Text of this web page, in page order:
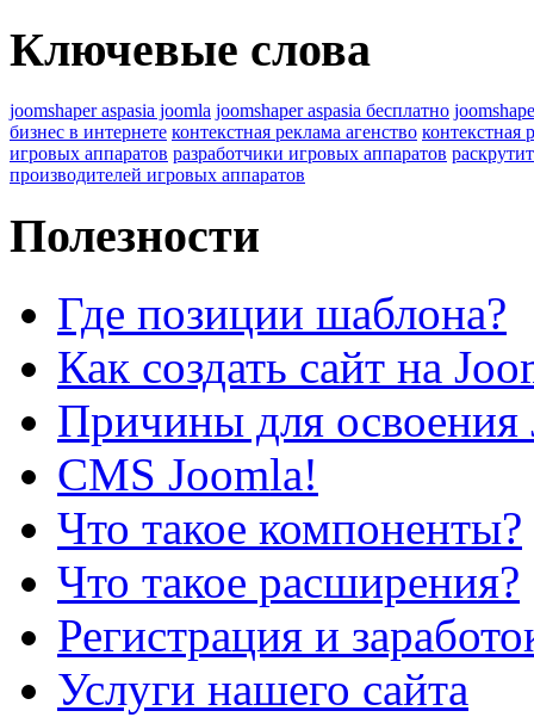
Ключевые слова
joomshaper aspasia joomla joomshaper aspasia бесплатно
бизнес в интернете контекстная реклама агенство контекстная
игровых аппаратов разработчики игровых аппаратов
производителей игровых аппаратов
Полезности
Где позиции шаблона?
Как создать сайт на
Причины для освоения
CMS Joomla!
Что такое компоненты?
Что такое расширения?
Регистрация и
Услуги нашего сайта